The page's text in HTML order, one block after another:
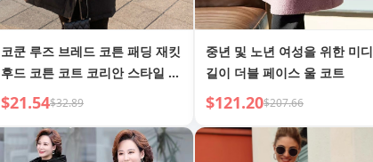
코쿤 루즈 브레드 코튼 패딩 재킷
후드 코튼 코트 코리안 스타일 코
튼 패딩 재킷
$21.54$32.89
중년 및 노년 여성을 위한 미디
길이 더블 페이스 울 코트
$121.20$207.66